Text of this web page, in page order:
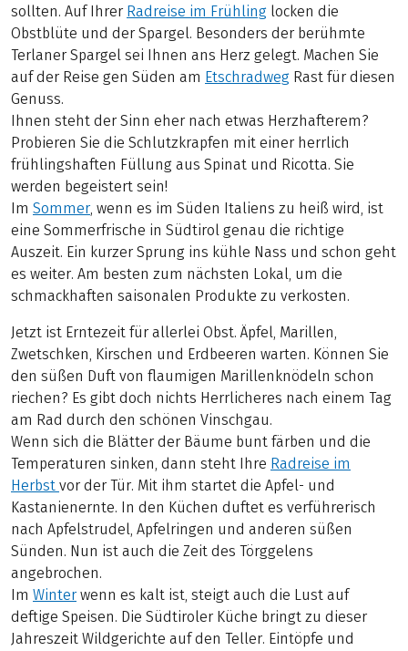
sollten. Auf Ihrer Radreise im Frühling locken die
Obstblüte und der Spargel. Besonders der berühmte
Terlaner Spargel sei Ihnen ans Herz gelegt. Machen Sie
auf der Reise gen Süden am Etschradweg Rast für diesen
Genuss.
Ihnen steht der Sinn eher nach etwas Herzhafterem?
Probieren Sie die Schlutzkrapfen mit einer herrlich
frühlingshaften Füllung aus Spinat und Ricotta. Sie
werden begeistert sein!
Im Sommer, wenn es im Süden Italiens zu heiß wird, ist
eine Sommerfrische in Südtirol genau die richtige
Auszeit. Ein kurzer Sprung ins kühle Nass und schon geht
es weiter. Am besten zum nächsten Lokal, um die
schmackhaften saisonalen Produkte zu verkosten.
Jetzt ist Erntezeit für allerlei Obst. Äpfel, Marillen,
Zwetschken, Kirschen und Erdbeeren warten. Können Sie
den süßen Duft von flaumigen Marillenknödeln schon
riechen? Es gibt doch nichts Herrlicheres nach einem Tag
am Rad durch den schönen Vinschgau.
Wenn sich die Blätter der Bäume bunt färben und die
Temperaturen sinken, dann steht Ihre Radreise im
Herbst vor der Tür. Mit ihm startet die Apfel- und
Kastanienernte. In den Küchen duftet es verführerisch
nach Apfelstrudel, Apfelringen und anderen süßen
Sünden. Nun ist auch die Zeit des Törggelens
angebrochen.
Im Winter wenn es kalt ist, steigt auch die Lust auf
deftige Speisen. Die Südtiroler Küche bringt zu dieser
Jahreszeit Wildgerichte auf den Teller. Eintöpfe und